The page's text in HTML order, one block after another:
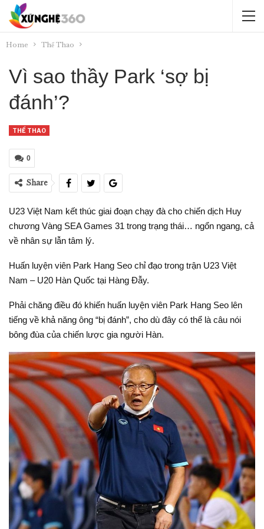
Home Thể Thao
Vì sao thầy Park ‘sợ bị
đánh’?
THỂ THAO
0
Share
U23 Việt Nam kết thúc giai đoạn chạy đà cho chiến dịch Huy
chương Vàng SEA Games 31 trong trạng thái… ngổn ngang, cả
về nhân sự lẫn tâm lý.
Huấn luyện viên Park Hang Seo chỉ đạo trong trận U23 Việt
Nam – U20 Hàn Quốc tại Hàng Đẫy.
Phải chăng điều đó khiến huấn luyện viên Park Hang Seo lên
tiếng về khả năng ông “bị đánh”, cho dù đây có thể là câu nói
bông đùa của chiến lược gia người Hàn.